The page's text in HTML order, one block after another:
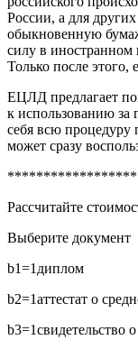
России, а для других
обыкновенную
силу в иностранном
Только после этого,
ЕЦЛД предлагает
к использованию за
себя всю процедуру
может сразу
Рассчитайте
Выберите документ
b1=1 диплом
b2=1аттестат о
b3=1свидетельство